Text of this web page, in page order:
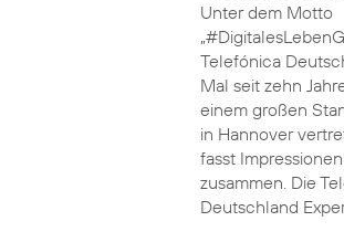
Unter dem Motto
Telefónica
Mal seit zehn
einem großen
in Hannover
fasst
zusammen. Die
Deutschland